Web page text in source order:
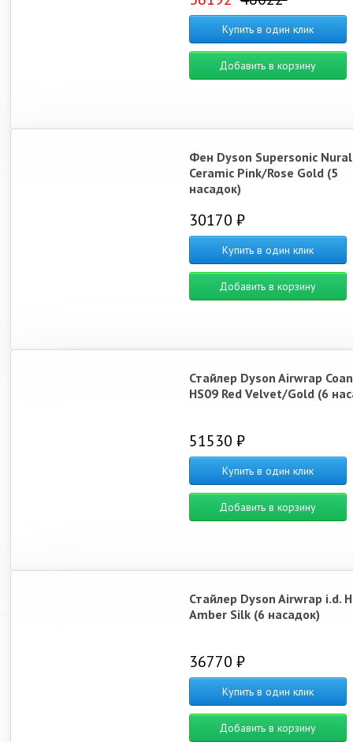
Купить в один клик
Добавить в корзину
Фен Dyson Supersonic
Ceramic Pink/Rose Gold (5
насадок)
30170 ₽
Купить в один клик
Добавить в корзину
Стайлер Dyson Airwrap
HS09 Red Velvet/Gold (6
51530 ₽
Купить в один клик
Добавить в корзину
Стайлер Dyson Airwrap i.d.
Amber Silk (6 насадок)
36770 ₽
Купить в один клик
Добавить в корзину